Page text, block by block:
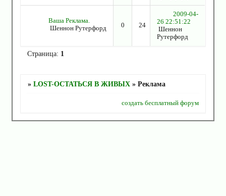
Ваша Реклама.
Шеннон Рутерфорд
0 24
2009-04-
26 22:51:22
Шеннон
Рутерфорд
Страница: 1
»LOST-ОСТАТЬСЯ В ЖИВЫХ »Реклама
создать бесплатный форум